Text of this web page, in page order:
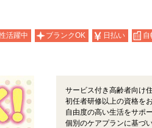
活躍中 ブランクOK 日払い 自
サービス付き高齢者向け
初任者研修以上の資格を
自由度の高い生活をサポ
個別のケアプランに基づ